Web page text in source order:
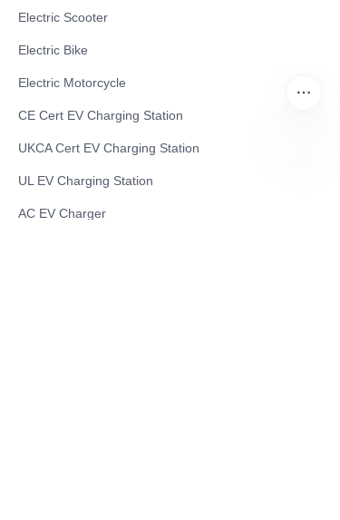
Electric Scooter
Electric Bike
Electric Motorcycle
CE Cert EV Charging Station
UKCA Cert EV Charging Station
UL EV Charging Station
AC EV Charger
BN